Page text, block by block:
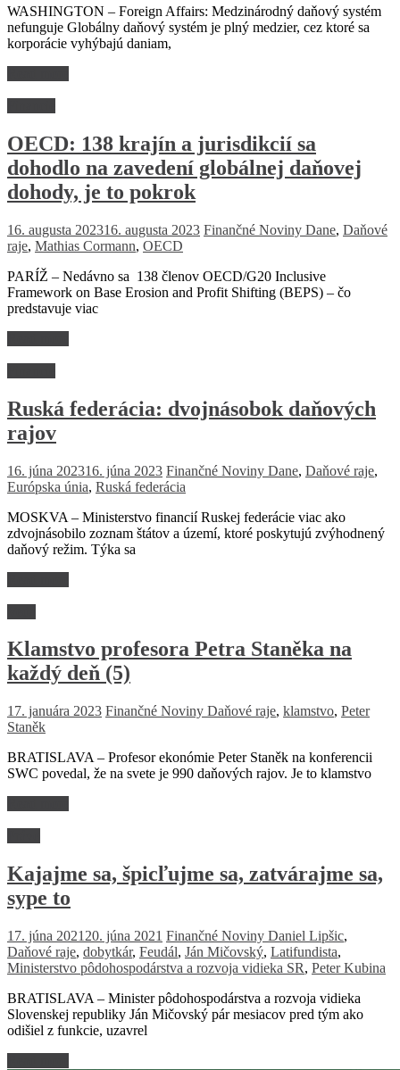
WASHINGTON – Foreign Affairs: Medzinárodný daňový systém
nefunguje Globálny daňový systém je plný medzier, cez ktoré sa
korporácie vyhýbajú daniam,
OECD: 138 krajín a jurisdikcií sa
dohodlo na zavedení globálnej daňovej
dohody, je to pokrok
16. augusta 202316. augusta 2023 Finančné Noviny Dane, Daňové
raje, Mathias Cormann, OECD
PARÍŽ – Nedávno sa 138 členov OECD/G20 Inclusive
Framework on Base Erosion and Profit Shifting (BEPS) – čo
predstavuje viac
Ruská federácia: dvojnásobok daňových
rajov
16. júna 202316. júna 2023 Finančné Noviny Dane, Daňové raje,
Európska únia, Ruská federácia
MOSKVA – Ministerstvo financií Ruskej federácie viac ako
zdvojnásobilo zoznam štátov a území, ktoré poskytujú zvýhodnený
daňový režim. Týka sa
Klamstvo profesora Petra Staněka na
každý deň (5)
17. januára 2023 Finančné Noviny Daňové raje, klamstvo, Peter
Staněk
BRATISLAVA – Profesor ekonómie Peter Staněk na konferencii
SWC povedal, že na svete je 990 daňových rajov. Je to klamstvo
Kajajme sa, špicľujme sa, zatvárajme sa,
sype to
17. júna 2021 20. júna 2021 Finančné Noviny Daniel Lipšic,
Daňové raje, dobytkár, Feudál, Ján Mičovský, Latifundista,
Ministerstvo pôdohospodárstva a rozvoja vidieka SR, Peter Kubina
BRATISLAVA – Minister pôdohospodárstva a rozvoja vidieka
Slovenskej republiky Ján Mičovský pár mesiacov pred tým ako
odišiel z funkcie, uzavrel